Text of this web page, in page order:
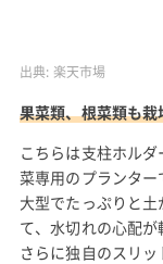
出典: 楽天市場
果菜類、根菜類も
こちらは支柱ホル
菜専用のプランター
大型でたっぷりと
て、水切れの心配が
さらに独自のスリ